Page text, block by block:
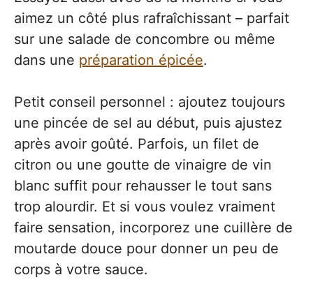
aimez un côté plus rafraîchissant – parfait
sur une salade de concombre ou même
dans une préparation épicée.
Petit conseil personnel : ajoutez toujours
une pincée de sel au début, puis ajustez
après avoir goûté. Parfois, un filet de
citron ou une goutte de vinaigre de vin
blanc suffit pour rehausser le tout sans
trop alourdir. Et si vous voulez vraiment
faire sensation, incorporez une cuillère de
moutarde douce pour donner un peu de
corps à votre sauce.